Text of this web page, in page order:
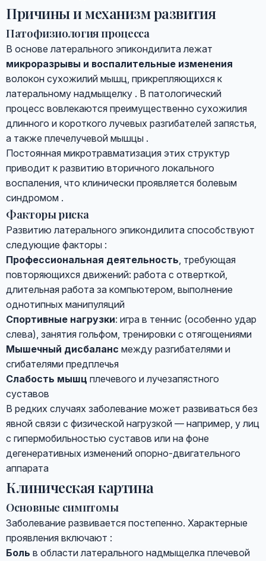
Причины и механизм развития
Патофизиология процесса
В основе латерального эпикондилита лежат
микроразрывы и воспалительные изменения
волокон сухожилий мышц, прикрепляющихся к
латеральному надмыщелку . В патологический
процесс вовлекаются преимущественно сухожилия
длинного и короткого лучевых разгибателей запястья,
а также плечелучевой мышцы .
Постоянная микротравматизация этих структур
приводит к развитию вторичного локального
воспаления, что клинически проявляется болевым
синдромом .
Факторы риска
Развитию латерального эпикондилита способствуют
следующие факторы :
Профессиональная деятельность, требующая
повторяющихся движений: работа с отверткой,
длительная работа за компьютером, выполнение
однотипных манипуляций
Спортивные нагрузки: игра в теннис (особенно удар
слева), занятия гольфом, тренировки с отягощениями
Мышечный дисбаланс между разгибателями и
сгибателями предплечья
Слабость мышц плечевого и лучезапястного
суставов
В редких случаях заболевание может развиваться без
явной связи с физической нагрузкой — например, у лиц
с гипермобильностью суставов или на фоне
дегенеративных изменений опорно-двигательного
аппарата
Клиническая картина
Основные симптомы
Заболевание развивается постепенно. Характерные
проявления включают :
Боль в области латерального надмыщелка плечевой